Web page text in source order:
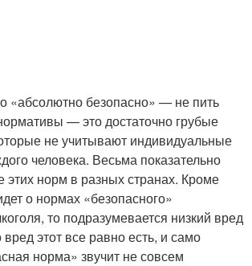
«абсолютно безопасно» — не пить
— это достаточно грубые
не учитывают индивидуальные
человека. Весьма показательно
этих норм в разных странах. Кроме
о нормах «безопасного»
то подразумевается низкий вред
этот все равно есть, и само
норма» звучит не совсем